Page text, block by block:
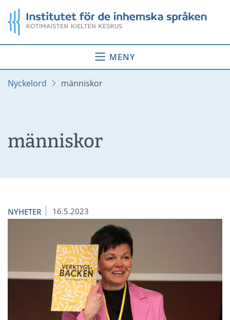
till
innehåll
Startsida
MENY
Nyckelord människor
människor
NYHETER 16.5.2023